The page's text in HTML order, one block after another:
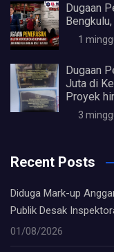
Dugaan
1
Dugaan
Juta di
Proyek
3
Recent Posts
Diduga Mark-up
Publik Desak
01/08/2026